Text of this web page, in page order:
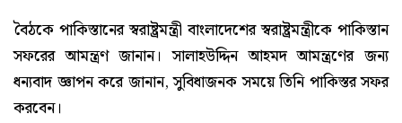
বৈঠকে পাকিস্তানের স্বরাষ্ট্রমন্ত্রী বাংলাদেশের স্বরাষ্ট্রমন্ত্রীকে পাকিস্তান
সফরের আমন্ত্রণ জানান। সালাহউদ্দিন আহমদ আমন্ত্রণের জন্য
ধন্যবাদ জ্ঞাপন করে জানান, সুবিধাজনক সময়ে তিনি পাকিস্তর সফর
করবেন।